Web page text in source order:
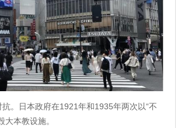
。日本政府在1921年和1935年两次以“不
大本教设施。